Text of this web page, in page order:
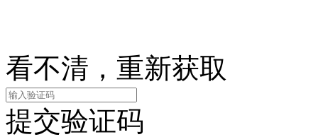
看不清，重新获取
提交验证码